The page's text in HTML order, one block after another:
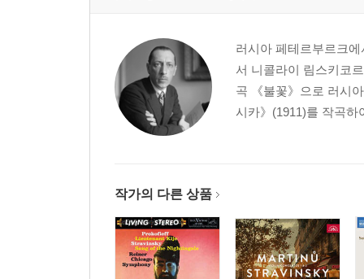
러시아 페테르부르크
서 니콜라이 림스키코
곡 《불꽃》으로 러시
시카》(1911)를 작곡하
작가의 다른 상품